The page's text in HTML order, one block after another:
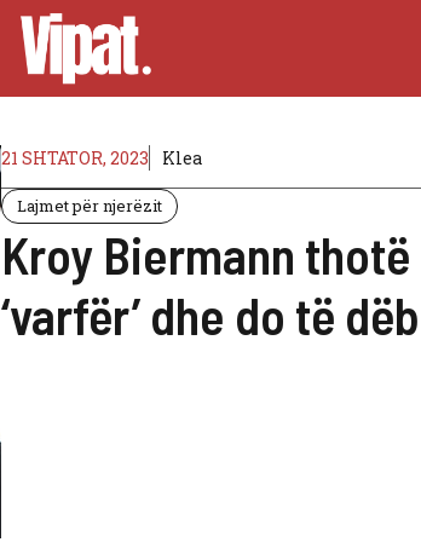
21 SHTATOR, 2023 Klea
Lajmet për njerëzit
Kroy Biermann
‘varfër’ dhe do të